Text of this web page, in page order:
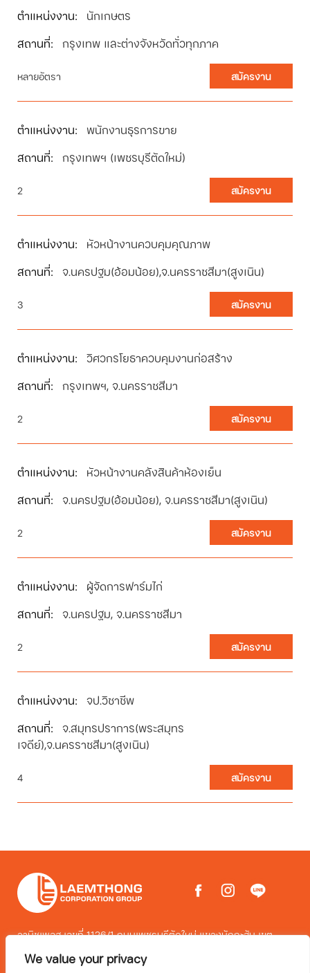
We value your privacy
นักเกษตร
กรุงเทพ และต่างจังหวัดทั่วทุกภาค
หลายอัตรา สมัครงาน
พนักงานธุรการขาย
กรุงเทพฯ (เพชรบุรีตัดใหม่)
2 สมัครงาน
หัวหน้างานควบคุมคุณภาพ
จ.นครปฐม(อ้อมน้อย),จ.นครราชสีมา(สูงเนิน)
3 สมัครงาน
วิศวกรโยธาควบคุมงานก่อสร้าง
กรุงเทพฯ, จ.นครราชสีมา
2 สมัครงาน
หัวหน้างานคลังสินค้าห้องเย็น
จ.นครปฐม(อ้อมน้อย), จ.นครราชสีมา(สูงเนิน)
2 สมัครงาน
ผู้จัดการฟาร์มไก่
จ.นครปฐม, จ.นครราชสีมา
2 สมัครงาน
จป.วิชาชีพ
จ.สมุทรปราการ(พระสมุทร
เจดีย์),จ.นครราชสีมา(สูงเนิน)
4 สมัครงาน
วานิชเพลส เลขที่ 1126/1 ถนนเพชรบุรีตัดใหม่ แขวงมักกะสัน เขต
โทร 02-2635656 EMAIL: CONTACT@LAEMTHONG.COM